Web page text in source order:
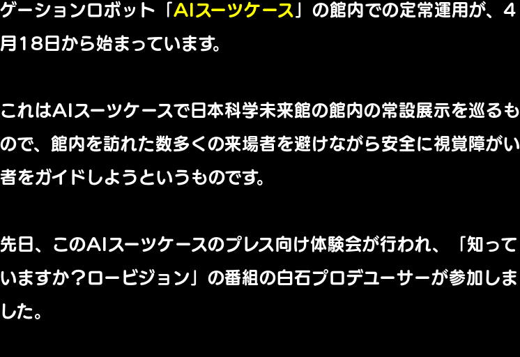
ゲーションロボット「 AIスーツケース
」の館内での定常運用が、4
月18日から始まっています。
これはAIスーツケースで日本科学未来館の館内の常設展示を巡るも
ので、館内を訪れた数多くの来場者を避けながら安全に視覚障がい
者をガイドしようというものです。
先日、このAIスーツケースのプレス向け体験会が行われ、「知って
いますか？ロービジョン」の番組の白石プロデユーサーが参加しま
した。